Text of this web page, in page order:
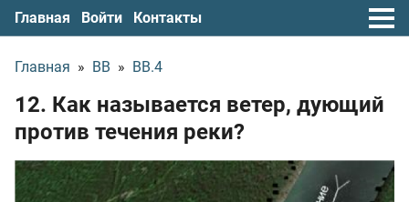
Главная Войти Контакты
Главная » ВВ » ВВ.4
12. Как называется ветер, дующий
против течения реки?